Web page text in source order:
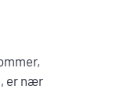
er nær